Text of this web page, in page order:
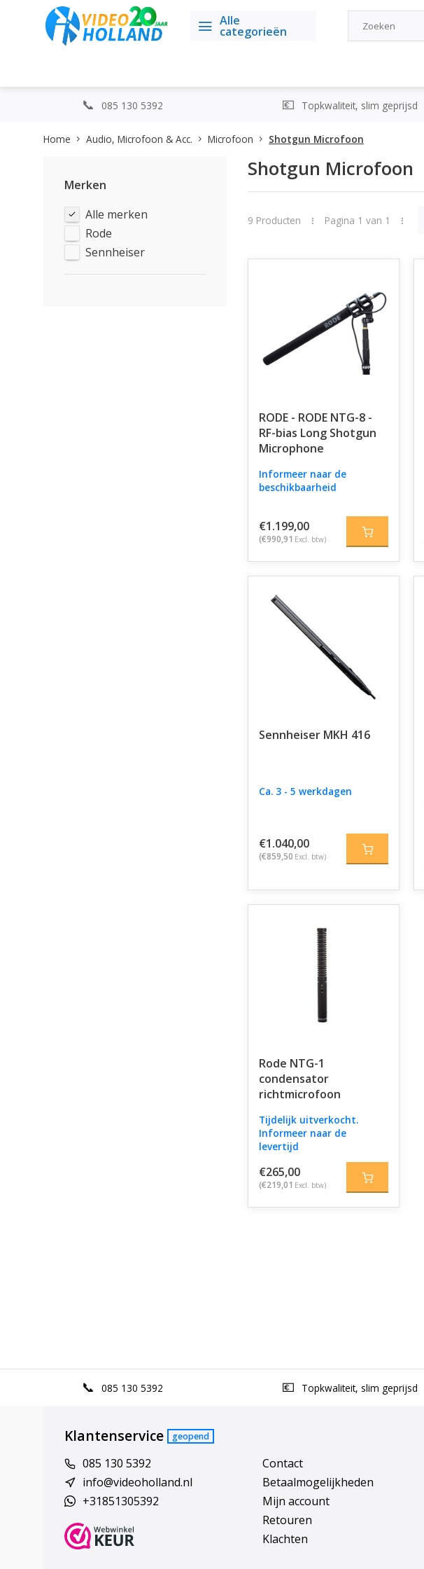
Alle
categorieën
085 130 5392 Topkwaliteit, slim geprijsd
Home Audio, Microfoon & Acc. Microfoon Shotgun Microfoon
Merken
Alle merken
Rode
Sennheiser
Shotgun Microfoon
9 Producten Pagina 1 van 1
RODE - RODE NTG-8 -
RF-bias Long Shotgun
Microphone
Informeer naar de
beschikbaarheid
€1.199,00
(€990,91 Excl. btw)
Sennheiser MKH 416
Ca. 3 - 5 werkdagen
€1.040,00
(€859,50 Excl. btw)
Rode NTG-1
condensator
richtmicrofoon
Tijdelijk uitverkocht.
Informeer naar de
levertijd
€265,00
(€219,01 Excl. btw)
085 130 5392 Topkwaliteit, slim geprijsd
Klantenservice geopend
085 130 5392
info@videoholland.nl
+31851305392
Contact
Betaalmogelijkheden
Mijn account
Retouren
Klachten